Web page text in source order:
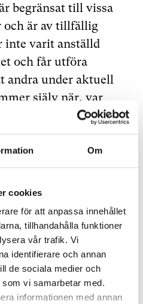
Om
cookies
för att anpassa innehållet
tillhandahålla funktioner
vår trafik. Vi
identifierare och annan
de sociala medier och
vi samarbetar med.
informationen med annan
begränsat till vissa
och är av tillfällig
inte varit anställd
och får utföra
andra under aktuell
själv när, var
samt använder
göra en samlad
faktiska
ser vilken
Avtalets
sagt inte någon
konstaterar Carin